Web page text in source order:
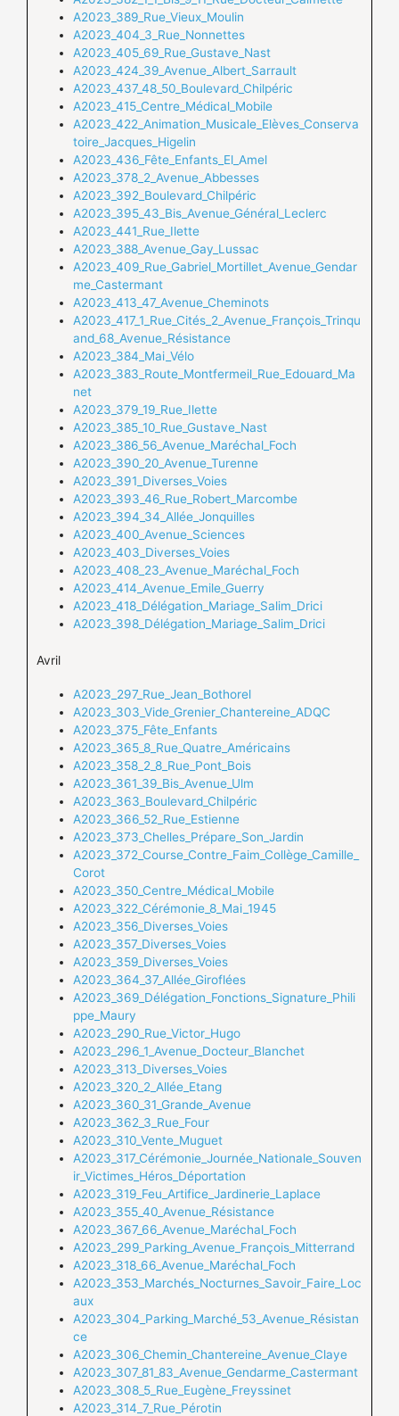
A2023_389_Rue_Vieux_Moulin
A2023_404_3_Rue_Nonnettes
A2023_405_69_Rue_Gustave_Nast
A2023_424_39_Avenue_Albert_Sarrault
A2023_437_48_50_Boulevard_Chilpéric
A2023_415_Centre_Médical_Mobile
A2023_422_Animation_Musicale_Elèves_Conserva
toire_Jacques_Higelin
A2023_436_Fête_Enfants_El_Amel
A2023_378_2_Avenue_Abbesses
A2023_392_Boulevard_Chilpéric
A2023_395_43_Bis_Avenue_Général_Leclerc
A2023_441_Rue_Ilette
A2023_388_Avenue_Gay_Lussac
A2023_409_Rue_Gabriel_Mortillet_Avenue_Gendar
me_Castermant
A2023_413_47_Avenue_Cheminots
A2023_417_1_Rue_Cités_2_Avenue_François_Trinqu
and_68_Avenue_Résistance
A2023_384_Mai_Vélo
A2023_383_Route_Montfermeil_Rue_Edouard_Ma
net
A2023_379_19_Rue_Ilette
A2023_385_10_Rue_Gustave_Nast
A2023_386_56_Avenue_Maréchal_Foch
A2023_390_20_Avenue_Turenne
A2023_391_Diverses_Voies
A2023_393_46_Rue_Robert_Marcombe
A2023_394_34_Allée_Jonquilles
A2023_400_Avenue_Sciences
A2023_403_Diverses_Voies
A2023_408_23_Avenue_Maréchal_Foch
A2023_414_Avenue_Emile_Guerry
A2023_418_Délégation_Mariage_Salim_Drici
A2023_398_Délégation_Mariage_Salim_Drici
Avril
A2023_297_Rue_Jean_Bothorel
A2023_303_Vide_Grenier_Chantereine_ADQC
A2023_375_Fête_Enfants
A2023_365_8_Rue_Quatre_Américains
A2023_358_2_8_Rue_Pont_Bois
A2023_361_39_Bis_Avenue_Ulm
A2023_363_Boulevard_Chilpéric
A2023_366_52_Rue_Estienne
A2023_373_Chelles_Prépare_Son_Jardin
A2023_372_Course_Contre_Faim_Collège_Camille_
Corot
A2023_350_Centre_Médical_Mobile
A2023_322_Cérémonie_8_Mai_1945
A2023_356_Diverses_Voies
A2023_357_Diverses_Voies
A2023_359_Diverses_Voies
A2023_364_37_Allée_Giroflées
A2023_369_Délégation_Fonctions_Signature_Phili
ppe_Maury
A2023_290_Rue_Victor_Hugo
A2023_296_1_Avenue_Docteur_Blanchet
A2023_313_Diverses_Voies
A2023_320_2_Allée_Etang
A2023_360_31_Grande_Avenue
A2023_362_3_Rue_Four
A2023_310_Vente_Muguet
A2023_317_Cérémonie_Journée_Nationale_Souven
ir_Victimes_Héros_Déportation
A2023_319_Feu_Artifice_Jardinerie_Laplace
A2023_355_40_Avenue_Résistance
A2023_367_66_Avenue_Maréchal_Foch
A2023_299_Parking_Avenue_François_Mitterrand
A2023_318_66_Avenue_Maréchal_Foch
A2023_353_Marchés_Nocturnes_Savoir_Faire_Loc
aux
A2023_304_Parking_Marché_53_Avenue_Résistan
ce
A2023_306_Chemin_Chantereine_Avenue_Claye
A2023_307_81_83_Avenue_Gendarme_Castermant
A2023_308_5_Rue_Eugène_Freyssinet
A2023_314_7_Rue_Pérotin